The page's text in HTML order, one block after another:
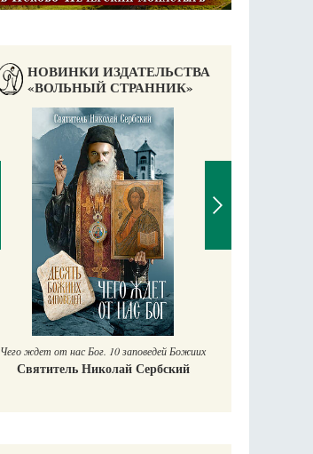
НОВИНКИ ИЗДАТЕЛЬСТВА
«ВОЛЬНЫЙ СТРАННИК»
Чего ждет от нас Бог. 10 заповедей Божиих
Святитель Николай Сербский